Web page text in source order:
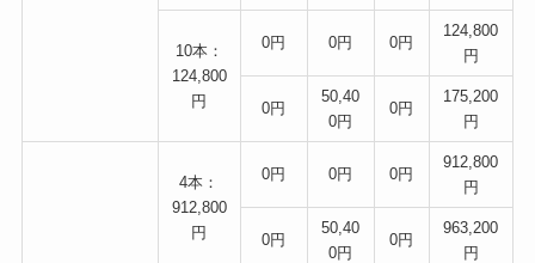
10本：
124,800
円
0円 0円 0円
124,800
円
0円
50,40
0円
0円
175,200
円
4本：
912,800
円
0円 0円 0円
912,800
円
0円
50,40
0円
0円
963,200
円